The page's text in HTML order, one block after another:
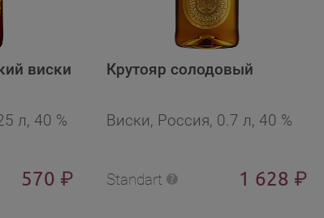
виски
л, 40 %
570 ₽
Крутояр солодовый
Виски, Россия, 0.7 л, 40 %
Standart 1 628 ₽